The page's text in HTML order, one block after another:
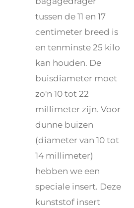
tussen de 11 en 17
centimeter breed is
en tenminste 25 kilo
kan houden. De
buisdiameter moet
zo'n 10 tot 22
millimeter zijn. Voor
dunne buizen
(diameter van 10 tot
14 millimeter)
hebben we een
speciale insert. Deze
kunststof insert